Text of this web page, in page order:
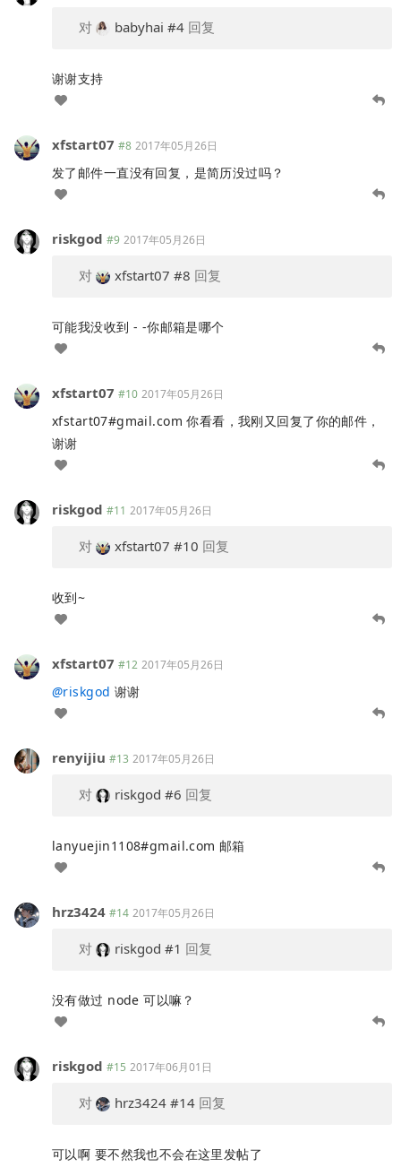
对 babyhai #4 回复
谢谢支持
xfstart07 #8 2017年05月26日
发了邮件一直没有回复，是简历没过吗？
riskgod #9 2017年05月26日
对 xfstart07 #8 回复
可能我没收到 - -你邮箱是哪个
xfstart07 #10 2017年05月26日
xfstart07#gmail.com 你看看，我刚又回复了你的邮件，
谢谢
riskgod #11 2017年05月26日
对 xfstart07 #10 回复
收到~
xfstart07 #12 2017年05月26日
@riskgod 谢谢
renyijiu #13 2017年05月26日
对 riskgod #6 回复
lanyuejin1108#gmail.com 邮箱
hrz3424 #14 2017年05月26日
对 riskgod #1 回复
没有做过 node 可以嘛？
riskgod #15 2017年06月01日
对 hrz3424 #14 回复
可以啊 要不然我也不会在这里发帖了